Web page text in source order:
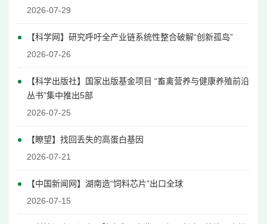
2026-07-29
【科学网】研究呼吁全产业链系统性整合破解“创新孤岛”
2026-07-26
【科学出版社】国家出版基金项目 “畜禽营养与健康养殖前沿
丛书”集中推出5部
2026-07-25
【瞭望】找回丢失的高蛋白基因
2026-07-21
【中国新闻网】湖南造“饲料芯片”出口全球
2026-07-15